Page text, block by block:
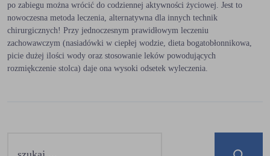
po zabiegu można wrócić do codziennej aktywności życiowej. Jest to
nowoczesna metoda leczenia, alternatywna dla innych technik
chirurgicznych! Przy jednoczesnym prawidłowym leczeniu
zachowawczym (nasiadówki w ciepłej wodzie, dieta bogatobłonnikowa,
picie dużej ilości wody oraz stosowanie leków powodujących
rozmiękczenie stolca) daje ona wysoki odsetek wyleczenia.